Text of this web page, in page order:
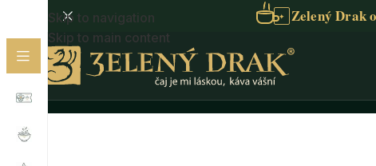
Skip to navigation
Skip to main content
✦ Zelený Drak
Domů
Čaje dle potřeby/ Čaje na stres a zklidnění